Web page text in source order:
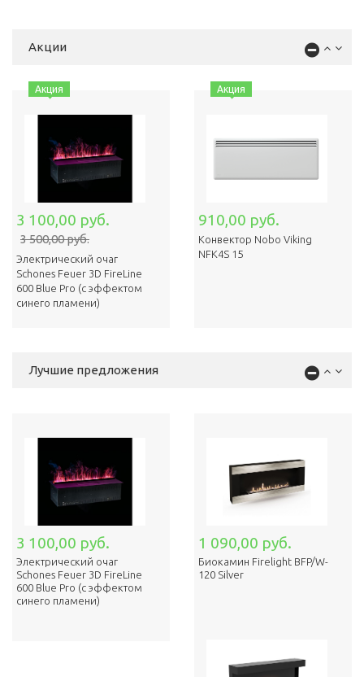
Акции
Акция
3 100,00 руб.
3 500,00 руб.
Электрический очаг
Schones Feuer 3D FireLine
600 Blue Pro (с эффектом
cинего пламени)
Акция
910,00 руб.
Конвектор Nobo Viking
NFK4S 15
Лучшие предложения
3 100,00 руб.
Электрический очаг
Schones Feuer 3D FireLine
600 Blue Pro (с эффектом
cинего пламени)
1 090,00 руб.
Биокамин Firelight BFP/W-
120 Silver